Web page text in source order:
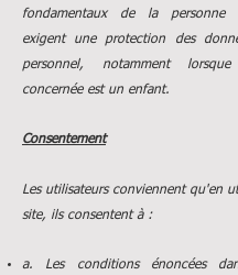
fondamentaux de la personne
exigent une protection des
personnel, notamment
concernée est un enfant.
Consentement
Les utilisateurs conviennent qu'en
site, ils consentent à :
a. Les conditions énoncées